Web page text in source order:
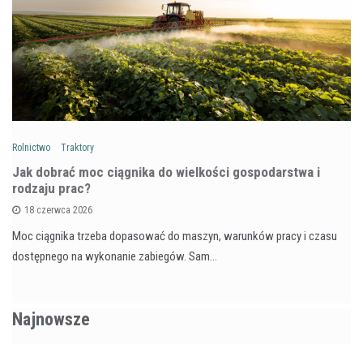
Rolnictwo Traktory
Jak dobrać moc ciągnika do wielkości gospodarstwa i
rodzaju prac?
18 czerwca 2026
Moc ciągnika trzeba dopasować do maszyn, warunków pracy i czasu
dostępnego na wykonanie zabiegów. Sam…
Najnowsze